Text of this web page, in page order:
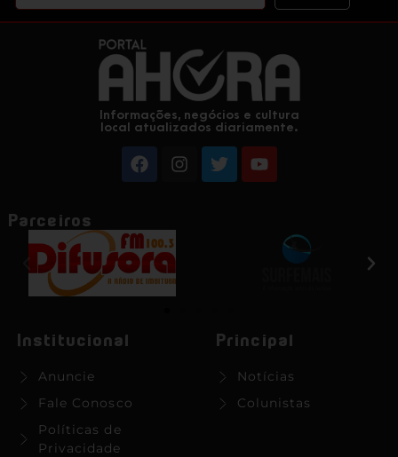
Informações, negócios e cultura
local atualizados diariamente.
Parceiros
Institucional
Anuncie
Fale Conosco
Políticas de
Privacidade
Principal
Notícias
Colunistas